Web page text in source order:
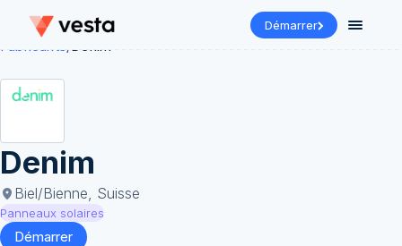
Démarrer
Fabricants/Denim
Denim
Biel/Bienne, Suisse
Panneaux solaires
Démarrer